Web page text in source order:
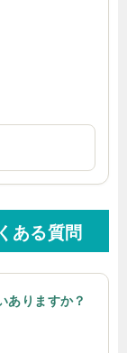
ある質問
ありますか？